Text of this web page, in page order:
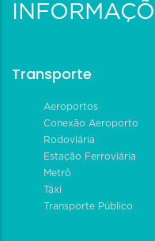
Transporte
Aeroportos
Conexão Aeroporto
Rodoviária
Estação Ferroviária
Metrô
Táxi
Transporte Público